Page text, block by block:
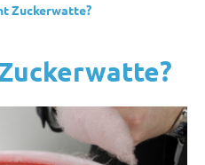
Zuckerwatte?